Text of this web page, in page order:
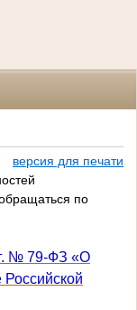
версия для печати
по
№ 79-ФЗ «О
Российской